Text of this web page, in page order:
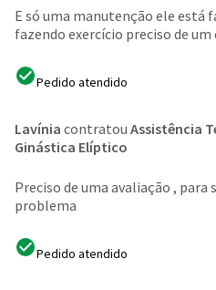
E só uma manutenção ele está
fazendo exercício preciso de um
Pedido atendido
Lavínia contratou Assistência
Ginástica Elíptico
Preciso de uma avaliação , para
problema
Pedido atendido